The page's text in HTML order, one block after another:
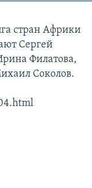
стран Африки
Сергей
Филатова,
Соколов.